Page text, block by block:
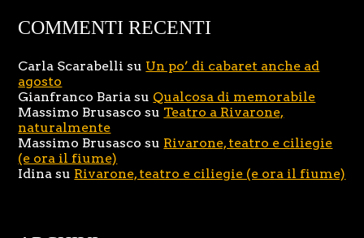
COMMENTI RECENTI
Carla Scarabelli su Un po’ di cabaret anche ad
agosto
Gianfranco Baria su Qualcosa di memorabile
Massimo Brusasco su Teatro a Rivarone,
naturalmente
Massimo Brusasco su Rivarone, teatro e ciliegie
(e ora il fiume)
Idina su Rivarone, teatro e ciliegie (e ora il fiume)